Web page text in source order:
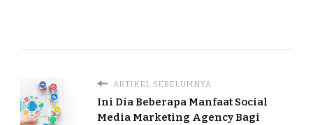
ARTIKEL SEBELUMNYA
Ini Dia Beberapa Manfaat Social
Media Marketing Agency Bagi